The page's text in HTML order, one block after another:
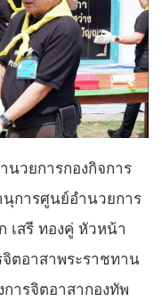
นวยการกองกิจการ
การศูนย์อำนวยการ
เสรี ทองคู่ หัวหน้า
ตอาสาพระราชทาน
ารจิตอาสากองทัพ